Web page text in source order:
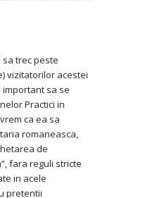
trec peste
vizitatorilor acestei
important sa se
Practici in
ca ea sa
romaneasca,
de
fara reguli stricte
in acele
pretentii